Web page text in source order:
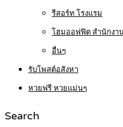
รีสอร์ท โรงแรม
โฮมออฟฟิต สำนักงา
อื่นๆ
รับโพสต์อสังหา
หวยฟรี หวยแม่นๆ
Search